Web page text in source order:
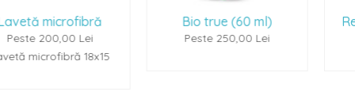
Bio true (60 ml) Renu Multiplus